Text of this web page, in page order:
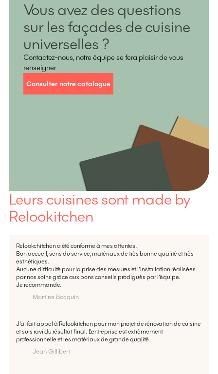
Vous avez des questions
sur les façades de cuisine
universelles ?
Contactez-nous, notre équipe se fera plaisir de vous
renseigner
Consulter notre catalogue
Leurs cuisines sont made by
Relookitchen
Relookchitchen a été conforme à mes attentes.
Bon accueil, sens du service, matériaux de très bonne qualité et très
esthétiques.
Aucune difficulté pour la prise des mesures et l'installation réalisées
par nos soins grâce aux bons conseils prodigués par l'équipe.
Je recommande.
Martine Bocquin
J'ai fait appel à Relookitchen pour mon projet de rénovation de cuisine
et suis ravi du résultat final. L'entreprise est extrêmement
professionnelle et les matériaux de grande qualité.
Jean Gillibert